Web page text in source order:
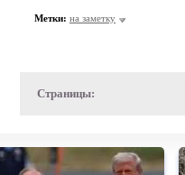
Метки: нa зaмeтку
Страницы: